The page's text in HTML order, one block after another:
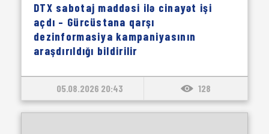
DTX sabotaj maddəsi ilə cinayət işi
açdı – Gürcüstana qarşı
dezinformasiya kampaniyasının
araşdırıldığı bildirilir
05.08.2026 20:43 128